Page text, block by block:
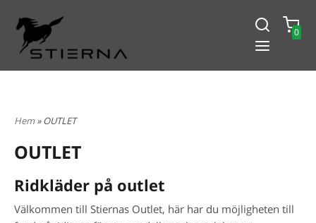
0
Hem» OUTLET
OUTLET
Ridkläder på outlet
Välkommen till Stiernas Outlet, här har du möjligheten till